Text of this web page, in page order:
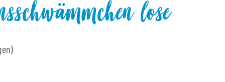
lose